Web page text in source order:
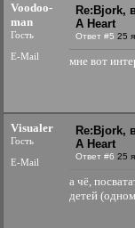
Voodoo-
man
Гость
E-Mail
Re:Bjork,
A Heart
Ответ #5 25
мне вот
Visualer
Гость
E-Mail
Re:Bjork,
A Heart
Ответ #6 25
а чё,
детей